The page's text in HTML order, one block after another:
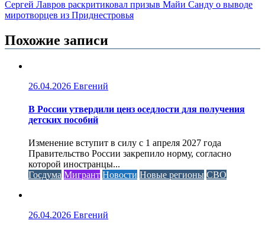
Сергей Лавров раскритиковал призыв Майи Санду о выводе
миротворцев из Приднестровья
Похожие записи
26.04.2026 Евгений
В России утвердили ценз оседлости для получения
детских пособий
Изменение вступит в силу с 1 апреля 2027 года
Правительство России закрепило норму, согласно
которой иностранцы...
Госдума Мигрант Новости Новые регионы СВО
26.04.2026 Евгений